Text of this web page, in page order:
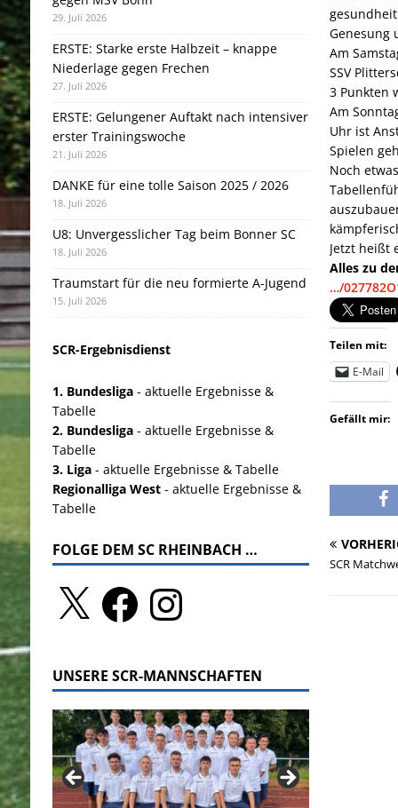
Genesung
Am
SSV
3 Punkten
Am
Uhr ist
Spielen
Noch
Jetzt heißt
Alles zu
…/
Teilen mit:
E-Mail
Gefällt mir:
SCR
29. Juli 2026
ERSTE: Starke erste Halbzeit – knappe
Niederlage gegen Frechen
27. Juli 2026
ERSTE: Gelungener Auftakt nach intensiver
erster Trainingswoche
21. Juli 2026
DANKE für eine tolle Saison 2025 / 2026
18. Juli 2026
U8: Unvergesslicher Tag beim Bonner SC
18. Juli 2026
Traumstart für die neu formierte A-Jugend
15. Juli 2026
SCR-Ergebnisdienst
1. Bundesliga- aktuelle Ergebnisse &
Tabelle
2. Bundesliga - aktuelle Ergebnisse &
Tabelle
3. Liga- aktuelle Ergebnisse & Tabelle
Regionalliga West - aktuelle Ergebnisse &
Tabelle
FOLGE DEM SC RHEINBACH …
UNSERE SCR-MANNSCHAFTEN